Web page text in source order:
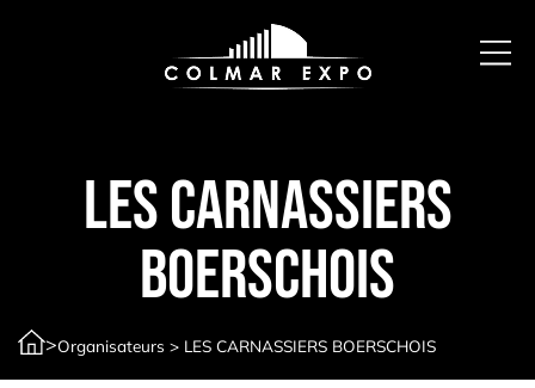
LES CARNASSIERS
BOERSCHOIS
>Organisateurs > LES CARNASSIERS BOERSCHOIS